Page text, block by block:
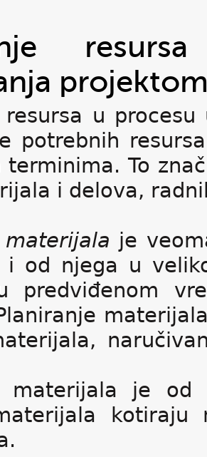
resursa u
potrebnih
terminima. To
i delova,
je
i od njega u
predviđenom
materijala je
kotiraju